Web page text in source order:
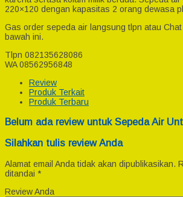
220×120 dengan kapasitas 2 orang dewasa
Gas order sepeda air langsung tlpn atau Chat
bawah ini.
Tlpn 082135628086
WA 08562956848
Review
Produk Terkait
Produk Terbaru
Belum ada review untuk Sepeda Air
Silahkan tulis review Anda
Alamat email Anda tidak akan dipublikasikan.
ditandai *
Review Anda